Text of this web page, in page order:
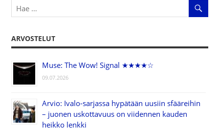
ARVOSTELUT
Muse: The Wow! Signal ★★★★☆
09.07.2026
Arvio: Ivalo-sarjassa hypätään uusiin sfääreihin
– juonen uskottavuus on viidennen kauden
heikko lenkki